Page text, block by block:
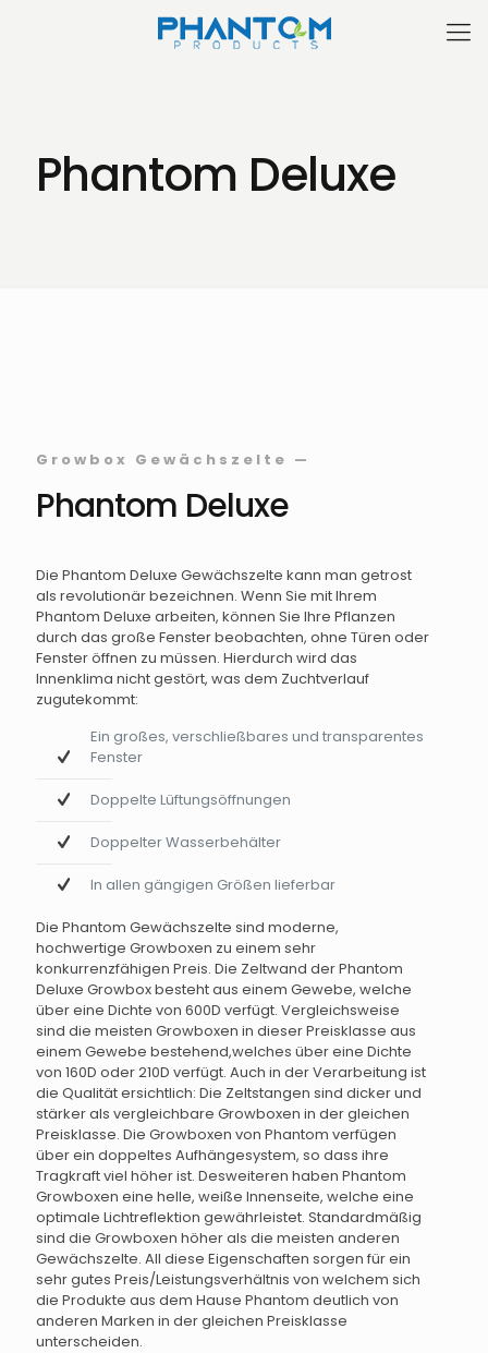
Phantom Deluxe
Growbox Gewächszelte —
Phantom Deluxe
Die Phantom Deluxe Gewächszelte kann man getrost
als revolutionär bezeichnen. Wenn Sie mit Ihrem
Phantom Deluxe arbeiten, können Sie Ihre Pflanzen
durch das große Fenster beobachten, ohne Türen oder
Fenster öffnen zu müssen. Hierdurch wird das
Innenklima nicht gestört, was dem Zuchtverlauf
zugutekommt:
Ein großes, verschließbares und transparentes
Fenster
Doppelte Lüftungsöffnungen
Doppelter Wasserbehälter
In allen gängigen Größen lieferbar
Die Phantom Gewächszelte sind moderne,
hochwertige Growboxen zu einem sehr
konkurrenzfähigen Preis. Die Zeltwand der Phantom
Deluxe Growbox besteht aus einem Gewebe, welche
über eine Dichte von 600D verfügt. Vergleichsweise
sind die meisten Growboxen in dieser Preisklasse aus
einem Gewebe bestehend,welches über eine Dichte
von 160D oder 210D verfügt. Auch in der Verarbeitung ist
die Qualität ersichtlich: Die Zeltstangen sind dicker und
stärker als vergleichbare Growboxen in der gleichen
Preisklasse. Die Growboxen von Phantom verfügen
über ein doppeltes Aufhängesystem, so dass ihre
Tragkraft viel höher ist. Desweiteren haben Phantom
Growboxen eine helle, weiße Innenseite, welche eine
optimale Lichtreflektion gewährleistet. Standardmäßig
sind die Growboxen höher als die meisten anderen
Gewächszelte. All diese Eigenschaften sorgen für ein
sehr gutes Preis/Leistungsverhältnis von welchem sich
die Produkte aus dem Hause Phantom deutlich von
anderen Marken in der gleichen Preisklasse
unterscheiden.